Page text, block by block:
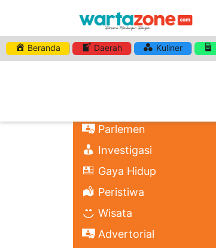
Beranda Daerah Kuliner
Parlemen
Investigasi
Gaya Hidup
Peristiwa
Wisata
Advertorial